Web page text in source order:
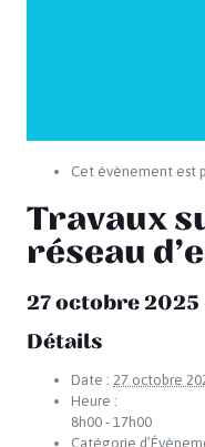
Cet évènement est
Travaux
réseau
27 octobre
Détails
Date : 27 octobre
Heure :
8h00 - 17h00
Catégorie